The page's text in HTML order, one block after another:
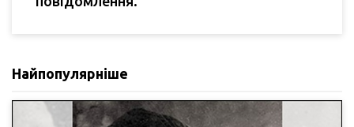
Найпопулярніше